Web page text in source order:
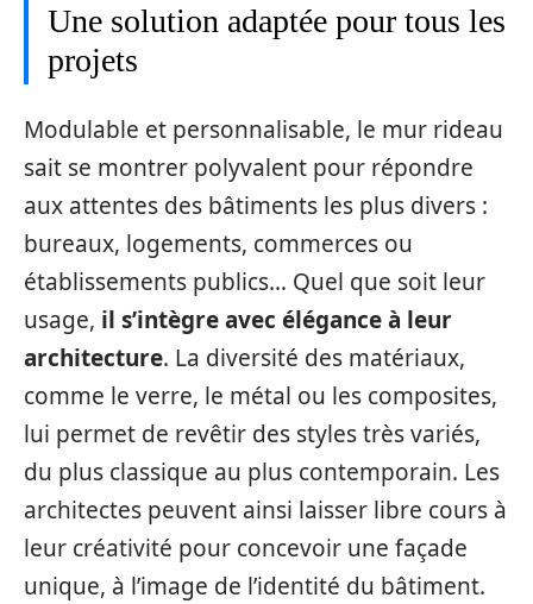
Une solution adaptée pour tous les
projets
Modulable et personnalisable, le mur rideau
sait se montrer polyvalent pour répondre
aux attentes des bâtiments les plus divers :
bureaux, logements, commerces ou
établissements publics… Quel que soit leur
usage, il s’intègre avec élégance à leur
architecture. La diversité des matériaux,
comme le verre, le métal ou les composites,
lui permet de revêtir des styles très variés,
du plus classique au plus contemporain. Les
architectes peuvent ainsi laisser libre cours à
leur créativité pour concevoir une façade
unique, à l’image de l’identité du bâtiment.